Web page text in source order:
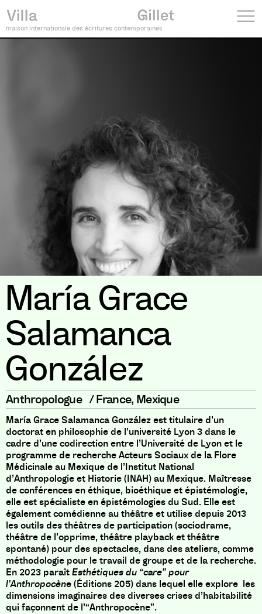
maison internationale des écritures contemporaines
María Grace
Salamanca
González
Anthropologue /France, Mexique
María Grace Salamanca González est titulaire d’un
doctorat en philosophie de l’université Lyon 3 dans le
cadre d’une codirection entre l’Université de Lyon et le
programme de recherche Acteurs Sociaux de la Flore
Médicinale au Mexique de l’Institut National
d’Anthropologie et Historie (INAH) au Mexique. Maîtresse
de conférences en éthique, bioéthique et épistémologie,
elle est spécialiste en épistémologies du Sud. Elle est
également comédienne au théâtre et utilise depuis 2013
les outils des théâtres de participation (sociodrame,
théâtre de l’opprime, théâtre playback et théâtre
spontané) pour des spectacles, dans des ateliers, comme
méthodologie pour le travail de groupe et de la recherche.
En 2023 paraîtEsthétiques du “care” pour
l’Anthropocène (Éditions 205) dans lequel elle explore les
dimensions imaginaires des diverses crises d’habitabilité
qui façonnent de l’“Anthropocène”.